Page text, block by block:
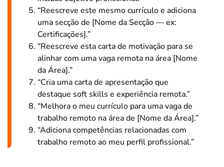
“Reescreve este mesmo currículo e adiciona
uma secção de [Nome da Secção — ex:
Certificações].”
“Reescreve esta carta de motivação para se
alinhar com uma vaga remota na área [Nome
da Área].”
“Cria uma carta de apresentação que
destaque soft skills e experiência remota.”
“Melhora o meu currículo para uma vaga de
trabalho remoto na área de [Nome da Área].”
“Adiciona competências relacionadas com
trabalho remoto ao meu perfil profissional.”